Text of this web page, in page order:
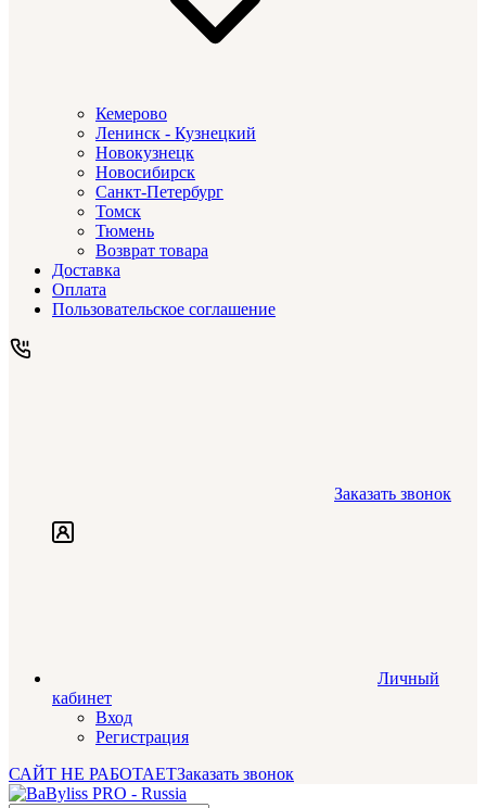
Кемерово
Ленинск - Кузнецкий
Новокузнецк
Новосибирск
Санкт-Петербург
Томск
Тюмень
Возврат товара
Доставка
Оплата
Пользовательское соглашение
Заказать звонок
Личный
кабинет
Вход
Регистрация
САЙТ НЕ РАБОТАЕТЗаказать звонок